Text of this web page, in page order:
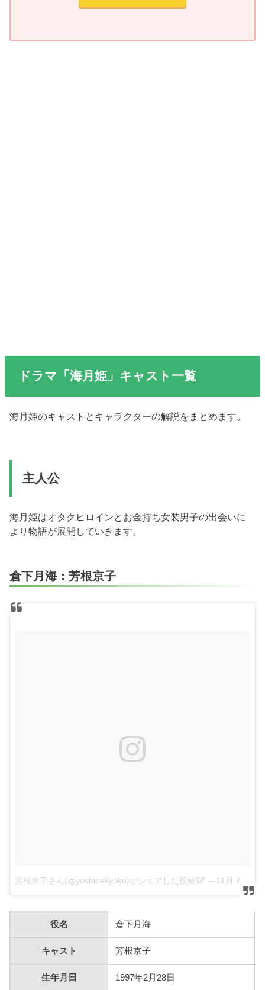
ドラマ「海月姫」キャスト一覧
海月姫のキャストとキャラクターの解説をまとめます。
主人公
海月姫はオタクヒロインとお金持ち女装男子の出会いに
より物語が展開していきます。
倉下月海：芳根京子
芳根京子さん(@yoshinekyoko)がシェアした投稿 – 11月 7, 2017 at 3:04午前 PST
役名 倉下月海
キャスト 芳根京子
生年月日 1997年2月28日